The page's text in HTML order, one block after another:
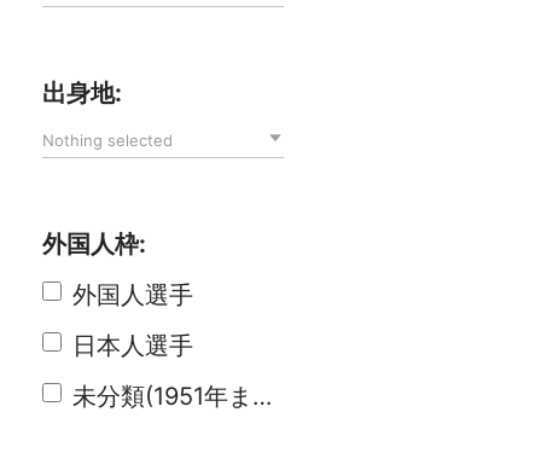
出身地:
Nothing selected
外国人枠:
外国人選手
日本人選手
未分類(1951年まで)